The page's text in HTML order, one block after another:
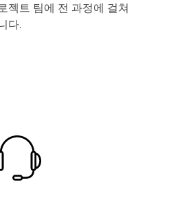
젝트 팀에 전 과정에 걸쳐
다.